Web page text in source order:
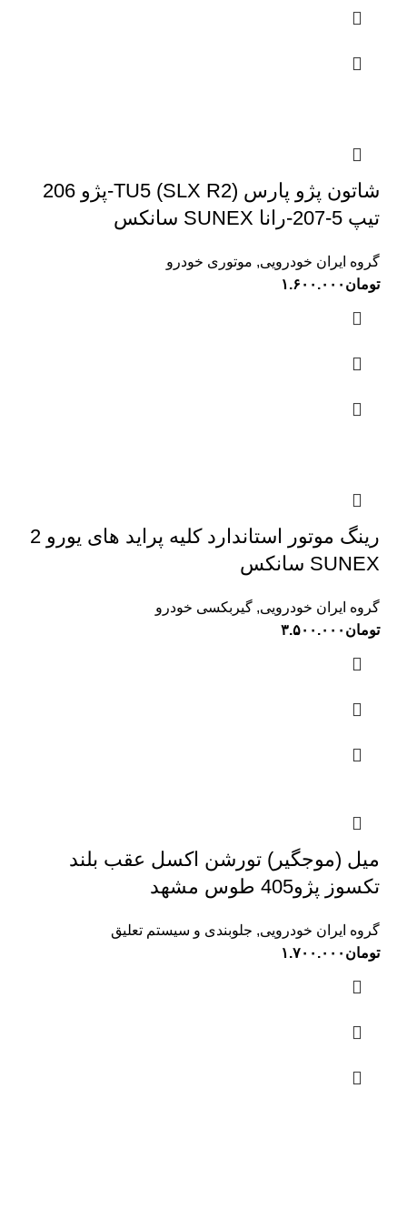
شاتون پژو پارس (SLX R2) TU5-پژو 206
تیپ 5-207-رانا SUNEX سانکس
گروه ایران خودرویی, موتوری خودرو
تومان ۱.۶۰۰.۰۰۰
رینگ موتور استاندارد کلیه پراید های یورو 2
SUNEX سانکس
گروه ایران خودرویی, گیربکسی خودرو
تومان ۳.۵۰۰.۰۰۰
میل (موجگیر) تورشن اکسل عقب بلند
تکسوز پژو405 طوس مشهد
گروه ایران خودرویی, جلوبندی و سیستم تعلیق
تومان ۱.۷۰۰.۰۰۰